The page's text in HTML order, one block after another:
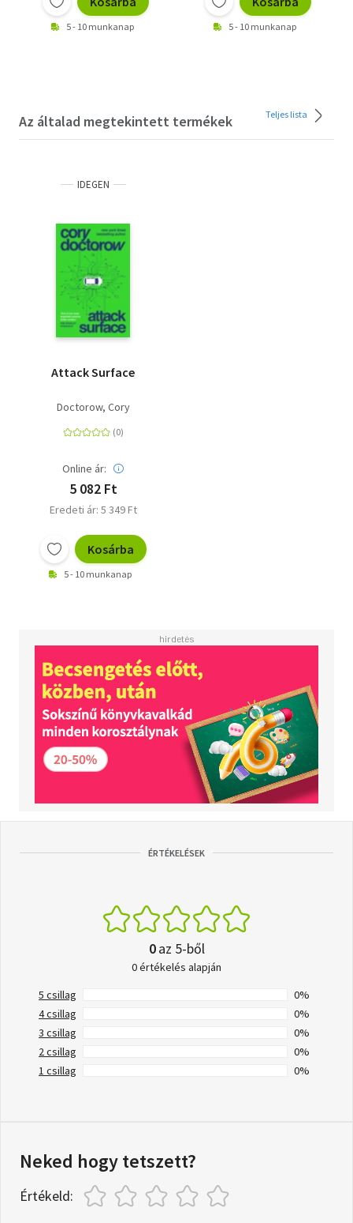
5 - 10 munkanap 5 - 10 munkanap
Az általad megtekintett termékek Teljes lista
IDEGEN
Attack Surface
Doctorow, Cory
Online ár:
5 082 Ft
Eredeti ár: 5 349 Ft
Kosárba
5 - 10 munkanap
ÉRTÉKELÉSEK
0az 5-ből
0 értékelés alapján
5 csillag
0%
4 csillag
0%
3 csillag
0%
2 csillag
0%
1 csillag
0%
Neked hogy tetszett?
Értékeld: